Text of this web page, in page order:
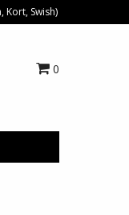
Kort, Swish)
0